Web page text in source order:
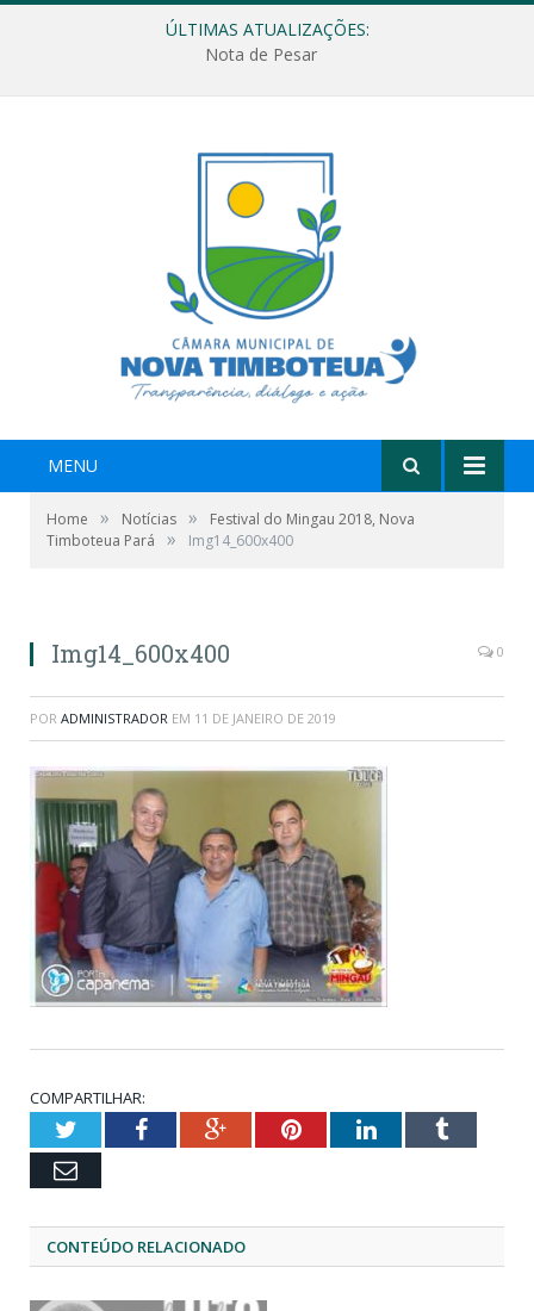
ÚLTIMAS ATUALIZAÇÕES:
Nota de Pesar
MENU
Home » Notícias »
Festival do Mingau 2018, Nova
Timboteua Pará
» Img14_600x400
Img14_600x400 0
POR ADMINISTRADOR EM 11 DE JANEIRO DE 2019
COMPARTILHAR:
TwitterFacebookGoogle+PinterestLinkedInTumblr
Email
CONTEÚDO RELACIONADO